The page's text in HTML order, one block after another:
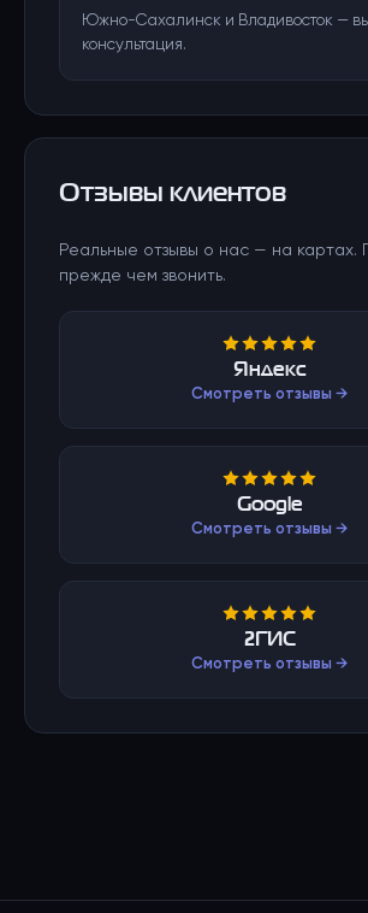
Южно-Сахалинск и Владивосток —
консультация.
Отзывы клиентов
Реальные отзывы о нас — на картах.
прежде чем звонить.
Яндекс
Смотреть отзывы →
Google
Смотреть отзывы →
2ГИС
Смотреть отзывы →